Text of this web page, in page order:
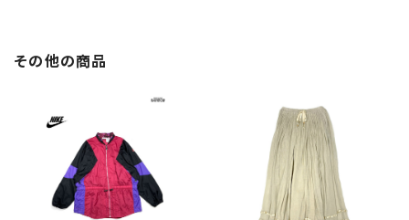
その他の商品